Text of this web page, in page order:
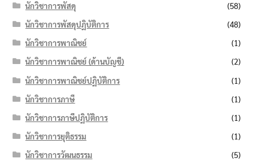
นักวิชาการพัสดุ
(58)
นักวิชาการพัสดุปฏิบัติการ
(48)
นักวิชาการพาณิชย์
(1)
นักวิชาการพาณิชย์ (ด้านบัญชี)
(2)
นักวิชาการพาณิชย์ปฏิบัติการ
(1)
นักวิชาการภาษี
(1)
นักวิชาการภาษีปฏิบัติการ
(1)
นักวิชาการยุติธรรม
(1)
นักวิชาการวัฒนธรรม
(5)